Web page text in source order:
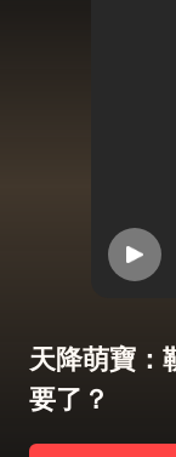
天降萌寶：
要了？